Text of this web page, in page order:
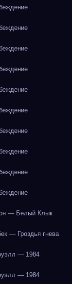
— Белый Клык
— Гроздья гнева
— 1984
— 1984